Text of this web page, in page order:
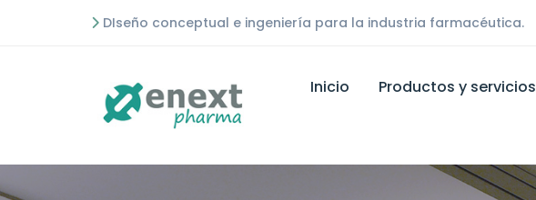
DIseño conceptual e ingeniería para la industria farmacéutica.
Inicio Productos y servicios